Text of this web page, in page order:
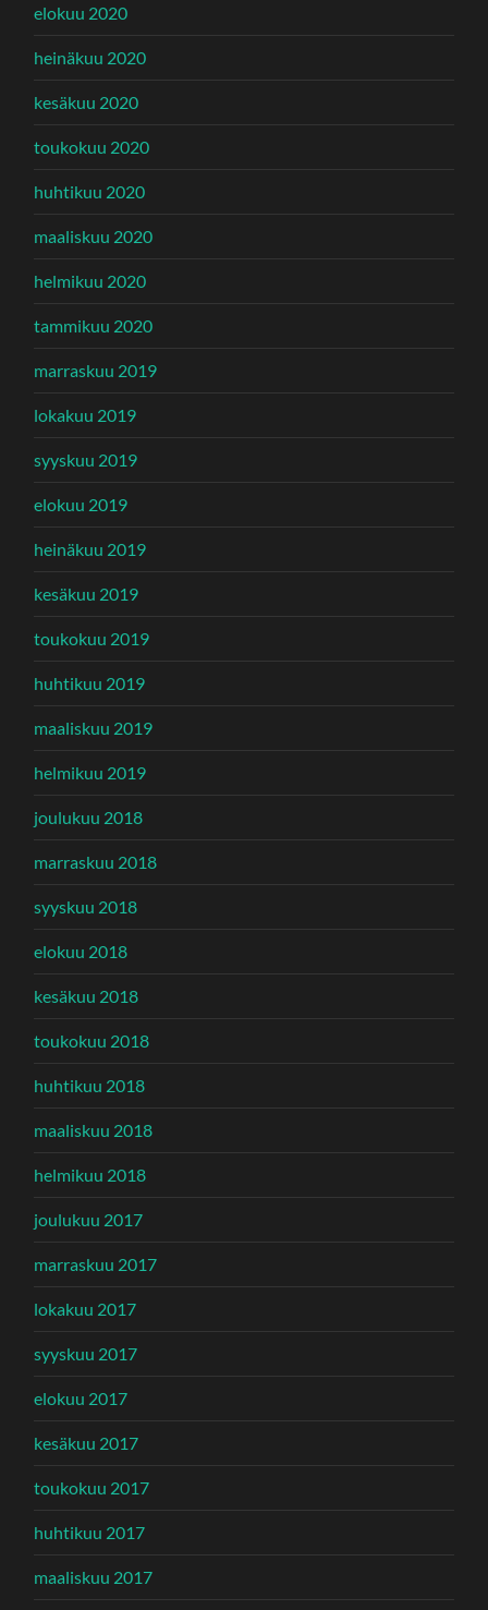
elokuu 2020
heinäkuu 2020
kesäkuu 2020
toukokuu 2020
huhtikuu 2020
maaliskuu 2020
helmikuu 2020
tammikuu 2020
marraskuu 2019
lokakuu 2019
syyskuu 2019
elokuu 2019
heinäkuu 2019
kesäkuu 2019
toukokuu 2019
huhtikuu 2019
maaliskuu 2019
helmikuu 2019
joulukuu 2018
marraskuu 2018
syyskuu 2018
elokuu 2018
kesäkuu 2018
toukokuu 2018
huhtikuu 2018
maaliskuu 2018
helmikuu 2018
joulukuu 2017
marraskuu 2017
lokakuu 2017
syyskuu 2017
elokuu 2017
kesäkuu 2017
toukokuu 2017
huhtikuu 2017
maaliskuu 2017